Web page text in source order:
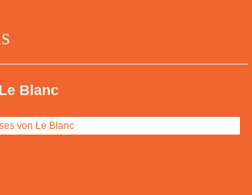
Blanc
von Le Blanc